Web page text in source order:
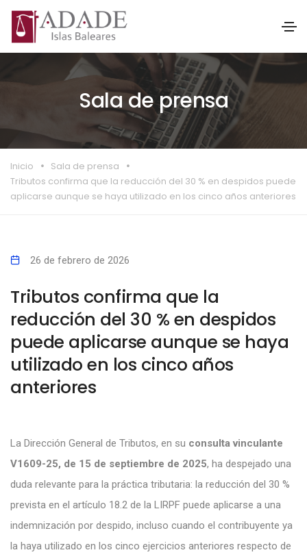
Sala de prensa
Inicio
Sala de prensa
Tributos confirma que la reducción del 30 % en despidos puede
aplicarse aunque se haya utilizado en los cinco años anteriores
26 de febrero de 2026
Tributos confirma que la
reducción del 30 % en despidos
puede aplicarse aunque se haya
utilizado en los cinco años
anteriores
La Dirección General de Tributos, en su consulta vinculante
V1609-25, de 15 de septiembre de 2025, ha despejado una
duda relevante para la práctica tributaria: la reducción del 30 %
prevista en el artículo 18.2 de la LIRPF puede aplicarse a una
indemnización por despido, incluso cuando el contribuyente ya
la haya utilizado en los cinco ejercicios anteriores respecto de